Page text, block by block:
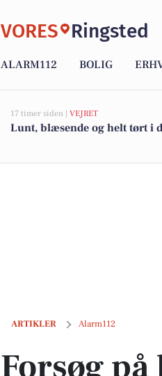
VORES Ringsted
ALARM112 BOLIG
17 timer siden | VEJRET
Lunt, blæsende og helt tørt i
ARTIKLER Alarm112
Forsøg på bedrageri mod ældre
Forsøg